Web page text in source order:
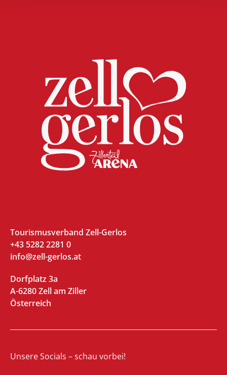
Tourismusverband Zell-Gerlos
+43 5282 2281 0
info@zell-gerlos.at
Dorfplatz 3a
A-6280 Zell am Ziller
Österreich
Unsere Socials – schau vorbei!